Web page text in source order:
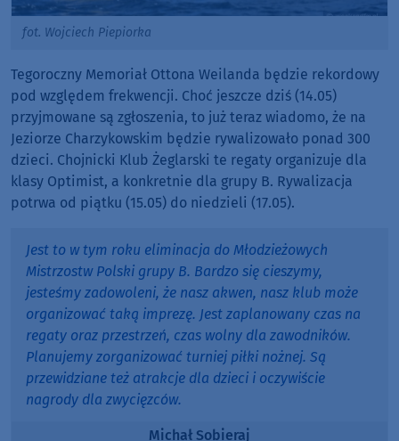
fot. Wojciech Piepiorka
Tegoroczny Memoriał Ottona Weilanda będzie rekordowy
pod względem frekwencji. Choć jeszcze dziś (14.05)
przyjmowane są zgłoszenia, to już teraz wiadomo, że na
Jeziorze Charzykowskim będzie rywalizowało ponad 300
dzieci. Chojnicki Klub Żeglarski te regaty organizuje dla
klasy Optimist, a konkretnie dla grupy B. Rywalizacja
potrwa od piątku (15.05) do niedzieli (17.05).
Jest to w tym roku eliminacja do Młodzieżowych
Mistrzostw Polski grupy B. Bardzo się cieszymy,
jesteśmy zadowoleni, że nasz akwen, nasz klub może
organizować taką imprezę. Jest zaplanowany czas na
regaty oraz przestrzeń, czas wolny dla zawodników.
Planujemy zorganizować turniej piłki nożnej. Są
przewidziane też atrakcje dla dzieci i oczywiście
nagrody dla zwycięzców.
Michał Sobieraj